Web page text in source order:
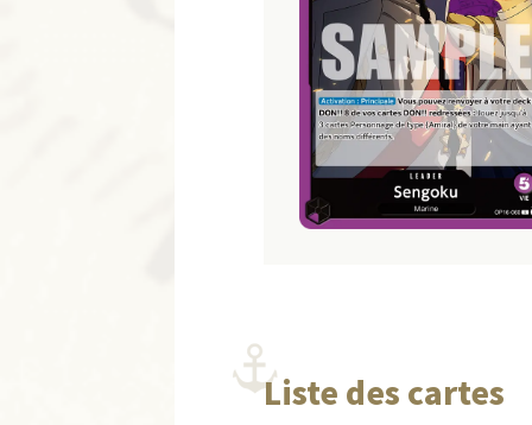
Liste des cartes